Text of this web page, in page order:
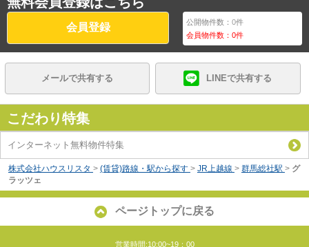
会員登録 公開物件数：0件
会員物件数：0件
メールで共有する LINEで共有する
こだわり特集
インターネット無料物件特集
株式会社ハウスリスタ > (賃貸)路線・駅から探す > JR上越線 > 群馬総社駅 > グ
ラッツェ
ページトップに戻る
営業時間:10:00~19：00